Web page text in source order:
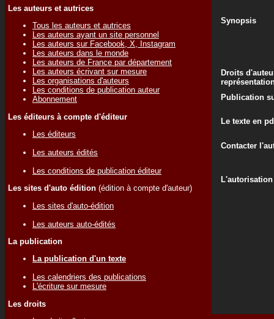
Les auteurs et autrices
Tous les auteurs et autrices
Les auteurs ayant un site personnel
Les auteurs sur Facebook, X, Instagram
Les auteurs dans le monde
Les auteurs de France par département
Les auteurs écrivant sur mesure
Les organisations d'auteurs
Les conditions de publication auteur
Abonnement
Les éditeurs à compte d'éditeur
Les éditeurs
Les auteurs édités
Les conditions de publication éditeur
Les sites d'auto édition (édition à compte d'auteur)
Les sites d'auto-édition
Les auteurs auto-édités
La publication
La publication d'un texte
Les calendriers des publications
L'écriture sur mesure
Les droits
Synopsis
Droits
Publication
Le texte en
Contacter
L'autorisation